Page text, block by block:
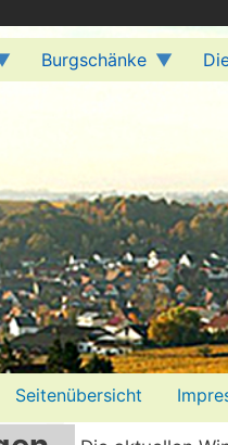
Burgschänke
Seitenübersicht